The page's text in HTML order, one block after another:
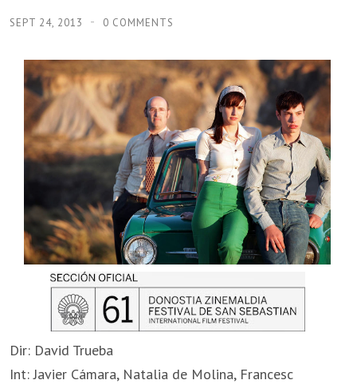
SEPT 24, 2013 0 COMMENTS
Dir: David Trueba
Int: Javier Cámara, Natalia de Molina, Francesc